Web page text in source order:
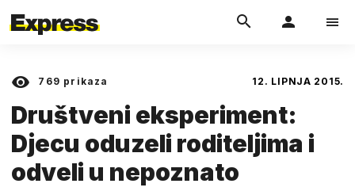
769 prikaza 12. LIPNJA 2015.
Društveni eksperiment:
Djecu oduzeli roditeljima i
odveli u nepoznato